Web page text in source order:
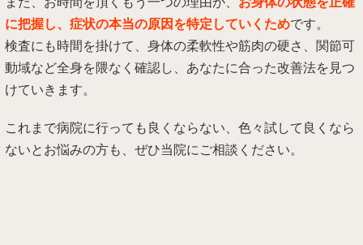
に把握し、症状の本当の原因を特定していくためです。
検査にも時間を掛けて、身体の柔軟性や筋肉の硬さ、関節可
動域など全身を隈なく確認し、あなたに合った改善法を見つ
けていきます。
これまで病院に行っても良くならない、色々試して良くなら
ないとお悩みの方も、ぜひ当院にご相談ください。